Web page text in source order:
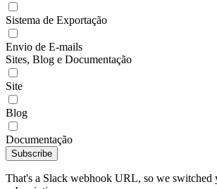
Sistema de Exportação
Envio de E-mails
Sites, Blog e Documentação
Site
Blog
Documentação
Subscribe
That's a Slack webhook URL, so we switched